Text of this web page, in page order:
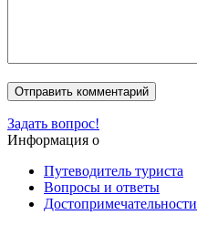
Задать вопрос!
Информация о
Путеводитель туриста
Вопросы и ответы
Достопримечательности